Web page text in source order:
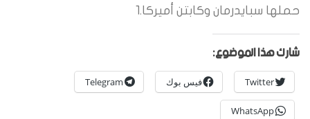
حملها سبايدرمان وكابتن أميركا.1
شارك هذا الموضوع:
Twitter فيس بوك Telegram
WhatsApp